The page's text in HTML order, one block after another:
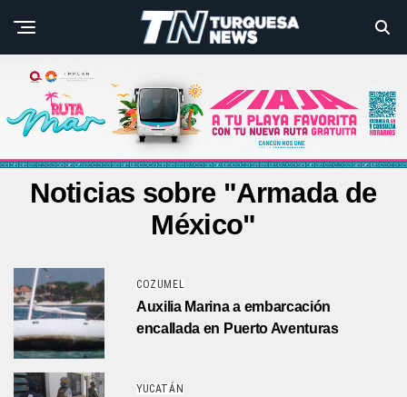
Noticias sobre "Armada de
México"
COZUMEL
Auxilia Marina a embarcación
encallada en Puerto Aventuras
YUCATÁN